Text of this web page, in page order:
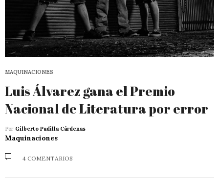
MAQUINACIONES
Luis Álvarez gana el Premio
Nacional de Literatura por error
Por Gilberto Padilla Cárdenas
Maquinaciones
4 COMENTARIOS